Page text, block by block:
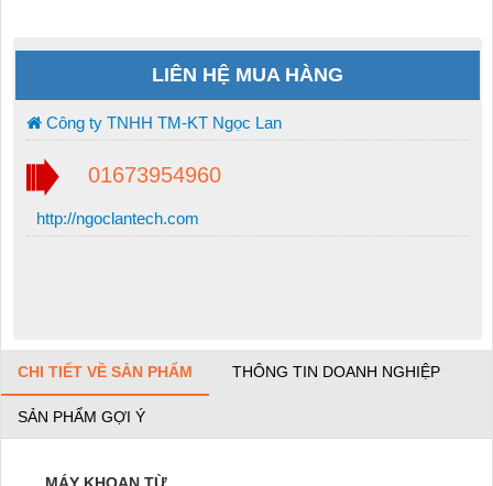
LIÊN HỆ MUA HÀNG
Công ty TNHH TM-KT Ngọc Lan
01673954960
http://ngoclantech.com
CHI TIẾT VỀ SẢN PHẨM THÔNG TIN DOANH NGHIỆP
SẢN PHẨM GỢI Ý
MÁY KHOAN TỪ.